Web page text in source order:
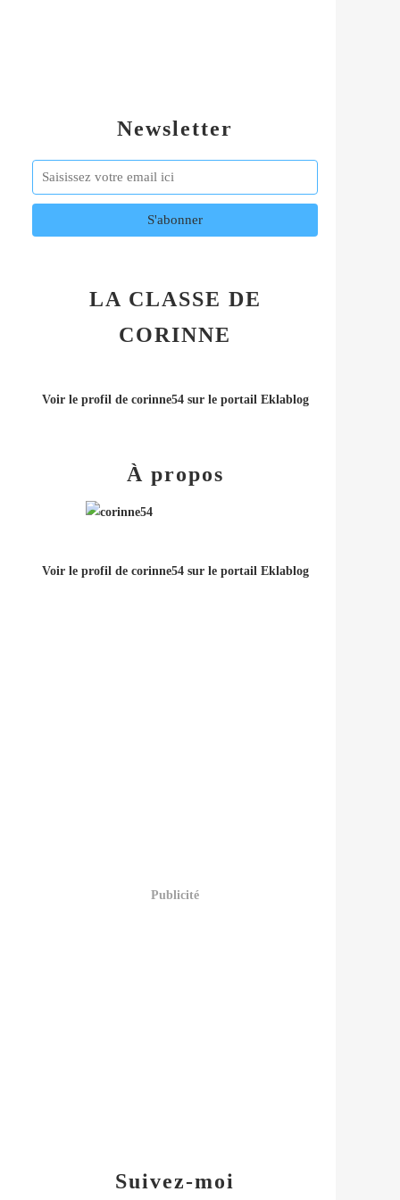
Newsletter
LA CLASSE DE
CORINNE
Voir le profil de corinne54sur le portail Eklablog
Suivez-moi
À propos
Voir le profil de corinne54sur le portail Eklablog
Publicité